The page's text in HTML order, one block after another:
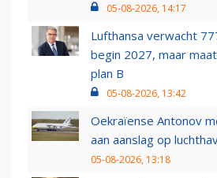
05-08-2026, 14:17
Lufthansa verwacht
begin 2027, maar
plan B
05-08-2026, 13:42
Oekraïense Antonov
aan aanslag op
05-08-2026, 13:18